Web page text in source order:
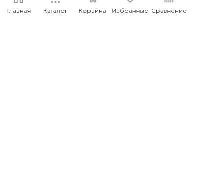
m_forwork@mail.ru
Главная Каталог Корзина Избранные Сравнение